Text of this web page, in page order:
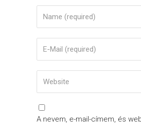
A nevem, e-mail-címem, és